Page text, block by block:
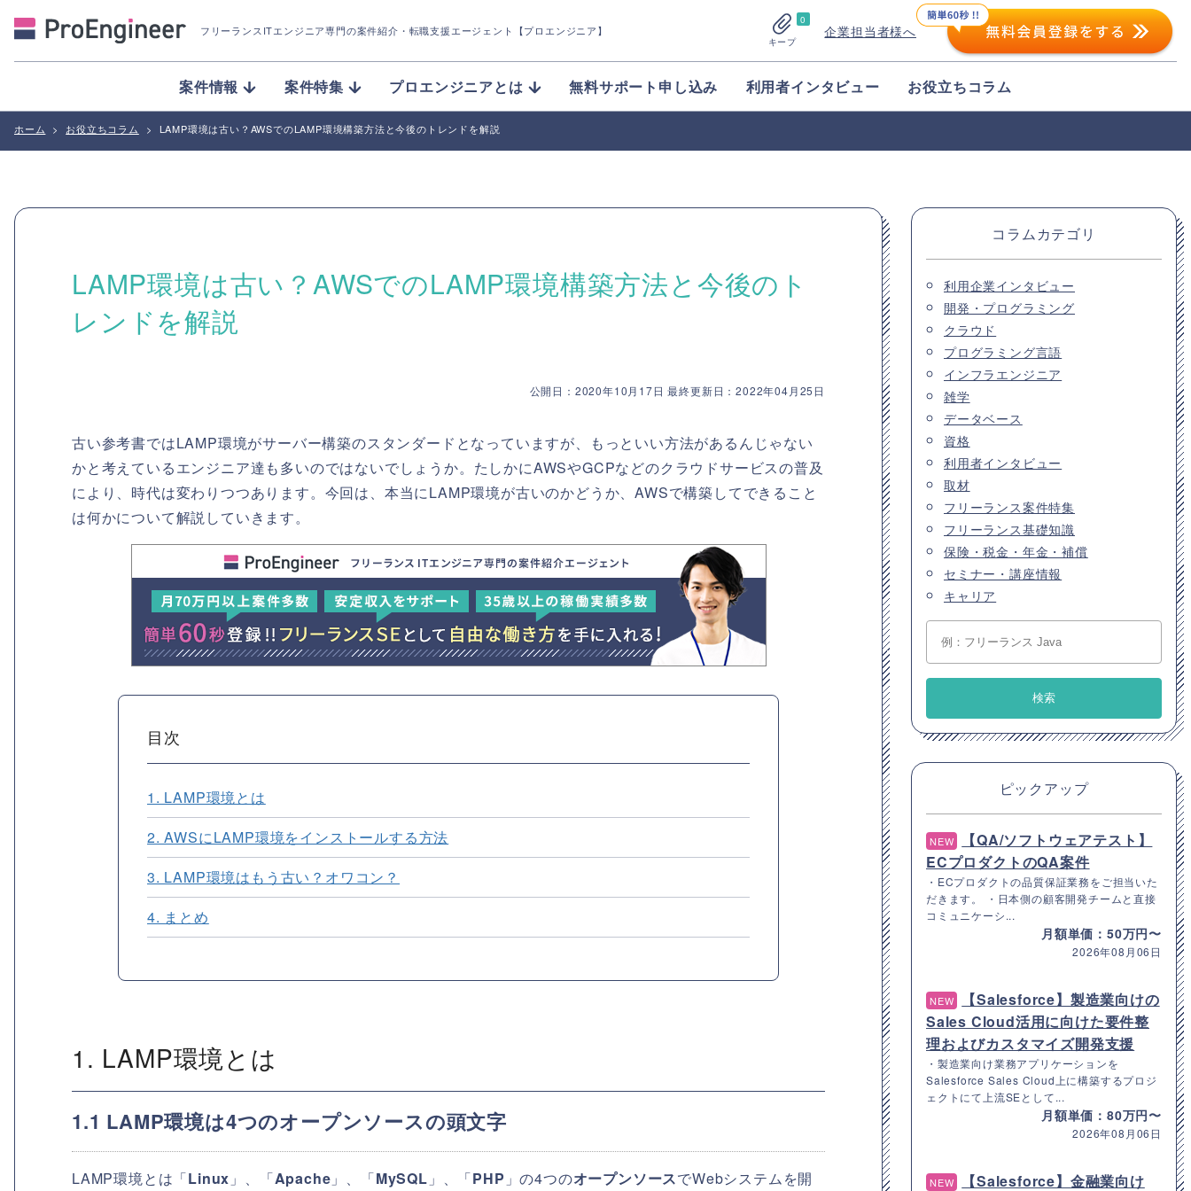
フリーランスITエンジニア専門の案件紹介 ・転職支援エージェント【プロエンジニア】
0
キープ
企業担当者様へ
案件情報 案件特集 プロエンジニアとは 無料サポート申し込み 利用者インタビュー お役立ちコラム
ホーム > お役立ちコラム > LAMP環境は古い？AWSでのLAMP環境構築方法と今後のトレンドを解説
LAMP環境は古い？AWSでのLAMP環境構築方法と今後のト
レンドを解説
公開日：2020年10月17日 最終更新日：2022年04月25日
古い参考書ではLAMP環境がサーバー構築のスタンダードとなっていますが、もっといい方法があるんじゃない
かと考えているエンジニア達も多いのではないでしょうか。たしかにAWSやGCPなどのクラウドサービスの普及
により、時代は変わりつつあります。今回は、本当にLAMP環境が古いのかどうか、AWSで構築してできること
は何かについて解説していきます。
目次
1. LAMP環境とは
2. AWSにLAMP環境をインストールする方法
3. LAMP環境はもう古い？オワコン？
4. まとめ
1. LAMP環境とは
1.1 LAMP環境は4つのオープンソースの頭文字
LAMP環境とは「Linux 」、「Apache 」、「MySQL 」、「PHP 」の4つのオープンソースでWebシステムを開
コラムカテゴリ
利用企業インタビュー
開発・プログラミング
クラウド
プログラミング言語
インフラエンジニア
雑学
データベース
資格
利用者インタビュー
取材
フリーランス案件特集
フリーランス基礎知識
保険・税金・年金・補償
セミナー・講座情報
キャリア
ピックアップ
NEW
【QA/ソフトウェアテスト】
ECプロダクトのQA案件
・ECプロダクトの品質保証業務をご担当いた
だきます。 ・日本側の顧客開発チームと直接
コミュニケーシ...
月額単価：50万円〜
2026年08月06日
NEW
【Salesforce】製造業向けの
Sales Cloud活用に向けた要件整
理およびカスタマイズ開発支援
・製造業向け業務アプリケーションを
Salesforce Sales Cloud上に構築するプロジ
ェクトにて上流SEとして...
月額単価：80万円〜
2026年08月06日
NEW 【Salesforce】金融業向け